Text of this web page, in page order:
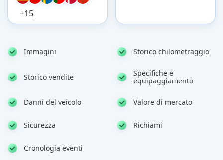
+15
Immagini Storico chilometraggio
Storico vendite
Specifiche e
equipaggiamento
Danni del veicolo Valore di mercato
Sicurezza Richiami
Cronologia eventi